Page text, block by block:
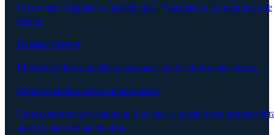
Un prompt. Adaptado a la audiencia. Vinculado a las reuniones de
origen.
Detectar desvíos
El desvío aflora a medida que ocurre, no en el próximo steerco.
Cerrar el círculo de los compromisos
Cada compromiso, capturado. Los que se quedan estancados
antes de la próxima reunión.